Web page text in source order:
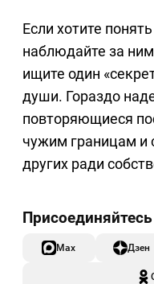
Если хотите
наблюдайте за
ищите один
души. Гораздо
повторяющиеся
чужим границам и
других ради
Max Дзен